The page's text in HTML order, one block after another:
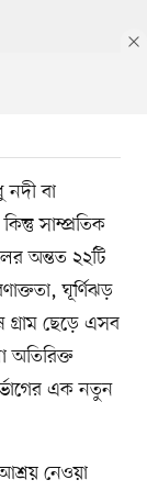
বা
সাম্প্রতিক
অন্তত ২২টি
ঘূর্ণিঝড়
গ্রাম ছেড়ে এসব
এক নতুন
নেওয়া